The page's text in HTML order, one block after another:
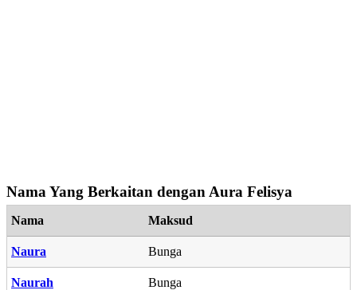
Nama Yang Berkaitan dengan Aura Felisya
Nama Maksud
Naura Bunga
Naurah Bunga